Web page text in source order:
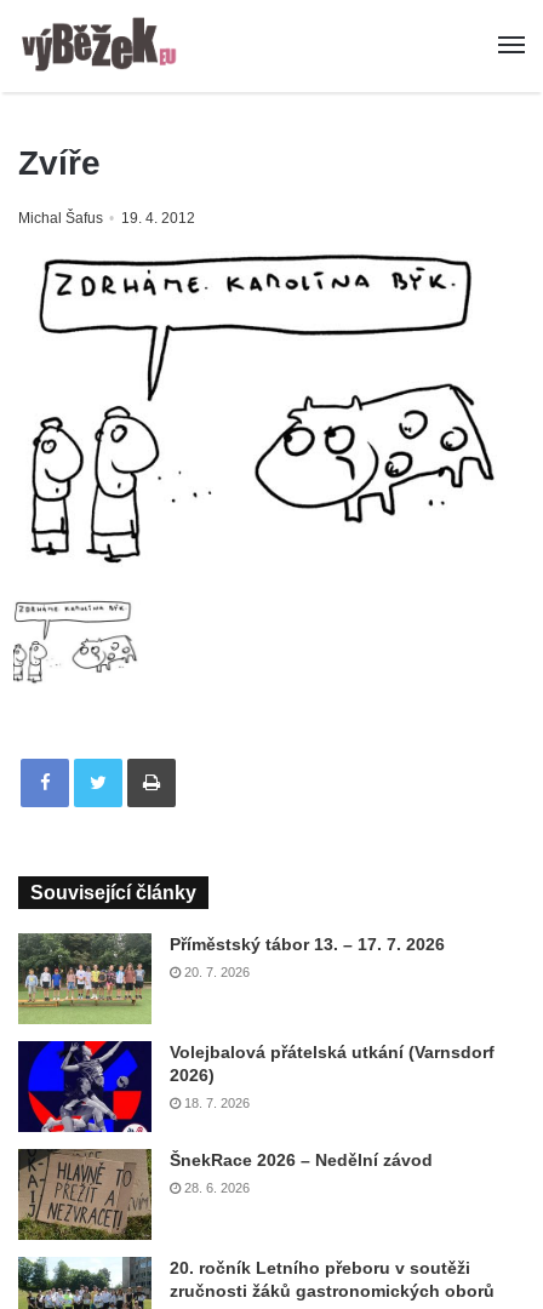
Zvíře
Michal Šafus 19. 4. 2012
Tisknout
Související články
Příměstský tábor 13. – 17. 7. 2026
20. 7. 2026
Volejbalová přátelská utkání (Varnsdorf
2026)
18. 7. 2026
ŠnekRace 2026 – Nedělní závod
28. 6. 2026
20. ročník Letního přeboru v soutěži
zručnosti žáků gastronomických oborů